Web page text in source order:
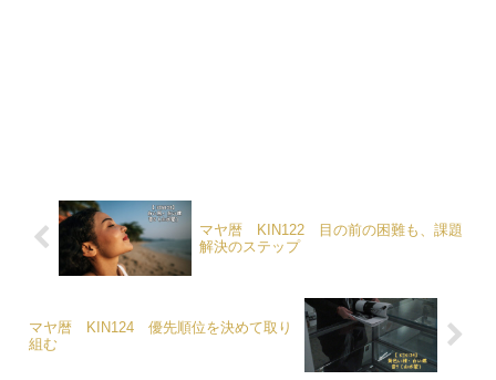
マヤ暦 KIN122 目の前の困難も、課題
解決のステップ
マヤ暦 KIN124 優先順位を決めて取り
組む